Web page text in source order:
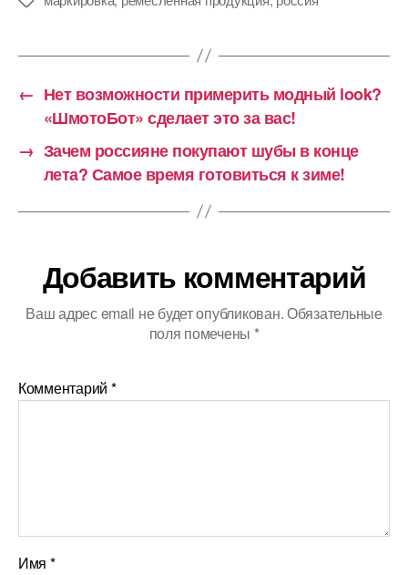
← Нет возможности примерить модный look?
«ШмотоБот» сделает это за вас!
→ Зачем россияне покупают шубы в конце
лета? Самое время готовиться к зиме!
Добавить комментарий
Ваш адрес email не будет опубликован.Обязательные
поля помечены *
Комментарий *
Имя *